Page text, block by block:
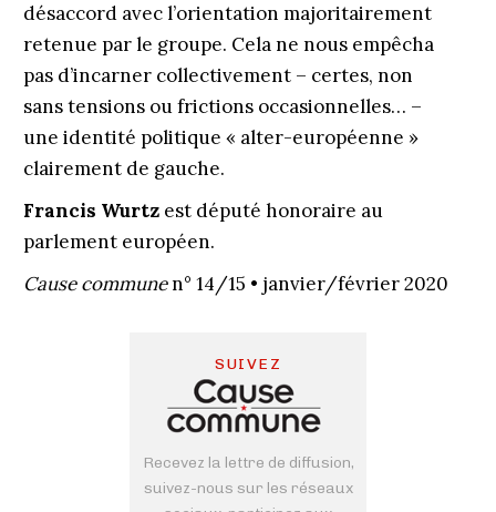
désaccord avec l’orientation majoritairement
retenue par le groupe. Cela ne nous empêcha
pas d’incarner collectivement – certes, non
sans tensions ou frictions occasionnelles… –
une identité politique « alter-européenne »
clairement de gauche.
Francis Wurtzest député honoraire au
parlement européen.
Cause communen° 14/15 • janvier/février 2020
SUIVEZ
Recevez la lettre de diffusion,
suivez-nous sur les réseaux